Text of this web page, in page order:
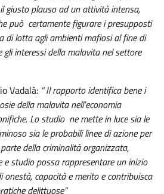
giusto plauso ad un attività intensa,
può certamente figurare i presupposti
di lotta agli ambienti mafiosi al fine di
interessi della malavita nel settore
Vadalà: “ Il rapporto identifica bene i
della malavita nell’economia
Lo studio ne mette in luce sia le
sia le probabili linee di azione per
della criminalità organizzata,
e studio possa rappresentare un inizio
capacità e merito e contribuisca
delittuose”